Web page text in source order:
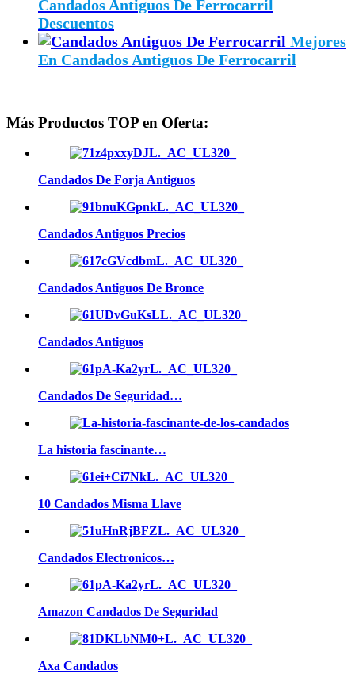
Candados Antiguos De Ferrocarril
Descuentos
Mejores
En Candados Antiguos De Ferrocarril
Más Productos TOP en Oferta:
Candados De Forja Antiguos
Candados Antiguos Precios
Candados Antiguos De Bronce
Candados Antiguos
Candados De Seguridad…
La historia fascinante…
10 Candados Misma Llave
Candados Electronicos…
Amazon Candados De Seguridad
Axa Candados